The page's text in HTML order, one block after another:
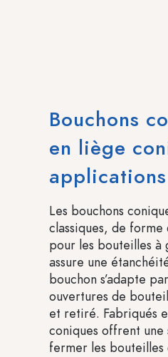
Bouchons
en liège
Les bouchons
classiques, de
pour les bouteilles à
assure une
bouchon s’adapte
ouvertures de
et retiré. Fabriqués
coniques offrent
fermer les bouteilles